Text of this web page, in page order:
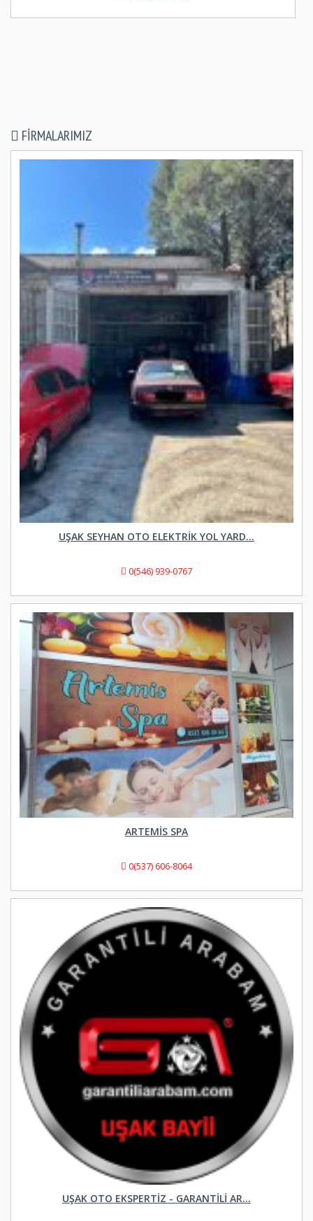
FIRMALARIMIZ
UŞAK SEYHAN OTO ELEKTRIK YOL YARD...
0(546) 939-0767
ARTEMIS SPA
0(537) 606-8064
UŞAK OTO EKSPERTIZ - GARANTILI AR...